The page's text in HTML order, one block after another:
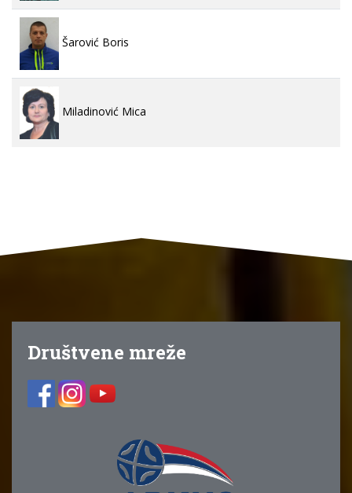
Šarović Boris
Miladinović Mica
Društvene mreže